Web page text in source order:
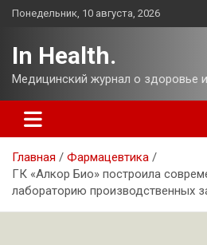
Перейти
Понедельник, 10 августа, 2026
In Health.
Медицинский журнал о здоровье и
Главная
Фармацевтика
ГК «Алкор Био» построила
лабораторию производственных